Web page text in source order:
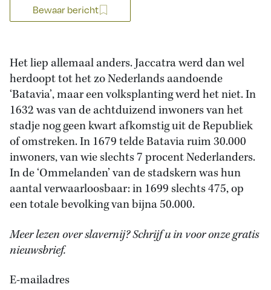
Bewaar bericht
Het liep allemaal anders. Jaccatra werd dan wel
herdoopt tot het zo Nederlands aandoende
‘Batavia’, maar een volksplanting werd het niet. In
1632 was van de achtduizend inwoners van het
stadje nog geen kwart afkomstig uit de Republiek
of omstreken. In 1679 telde Batavia ruim 30.000
inwoners, van wie slechts 7 procent Nederlanders.
In de ‘Ommelanden’ van de stadskern was hun
aantal verwaarloosbaar: in 1699 slechts 475, op
een totale bevolking van bijna 50.000.
Meer lezen over slavernij? Schrijf u in voor onze gratis
nieuwsbrief.
E-mailadres